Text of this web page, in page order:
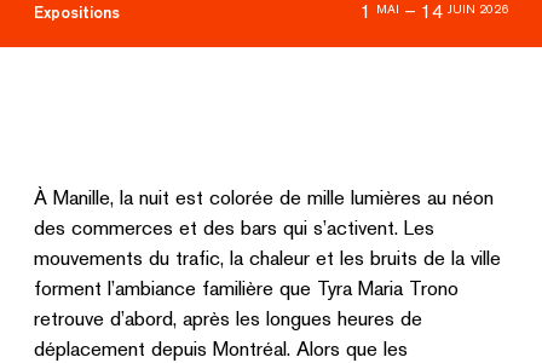
Expositions 1 MAI – 14 JUIN 2026
À Manille, la nuit est colorée de mille lumières au néon
des commerces et des bars qui s’activent. Les
mouvements du trafic, la chaleur et les bruits de la ville
forment l’ambiance familière que Tyra Maria Trono
retrouve d’abord, après les longues heures de
déplacement depuis Montréal. Alors que les